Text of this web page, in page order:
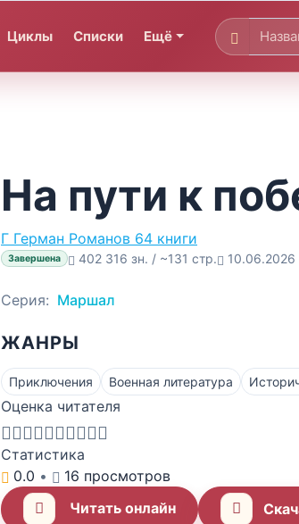
Циклы Списки Ещё
На пути к
Г Герман Романов 64 книги
Завершена 402 316 зн. / ~131 стр. 10.06.2026
Серия: Маршал
ЖАНРЫ
Приключения Военная литература
Оценка читателя
Статистика
0.0 •
16 просмотров
Читать онлайн